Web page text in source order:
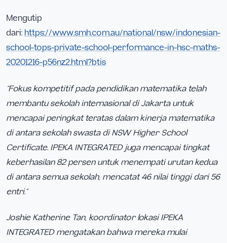
Mengutip
dari: https://www.smh.com.au/national/nsw/indonesian-
school-tops-private-school-performance-in-hsc-maths-
20201216-p56nz2.html?btis
“Fokus kompetitif pada pendidikan matematika telah
membantu sekolah internasional di Jakarta untuk
mencapai peringkat teratas dalam kinerja matematika
di antara sekolah swasta di NSW Higher School
Certificate. IPEKA INTEGRATED juga mencapai tingkat
keberhasilan 82 persen untuk menempati urutan kedua
di antara semua sekolah, mencatat 46 nilai tinggi dari 56
entri.”
Joshie Katherine Tan, koordinator lokasi IPEKA
INTEGRATED mengatakan bahwa mereka mulai